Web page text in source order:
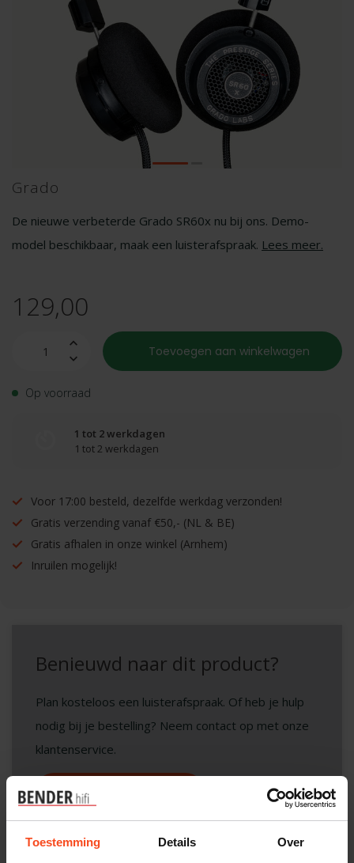
Toestemming Details Over
Grado
De nieuwe verbeterde Grado SR60x nu bij ons. Demo-
model beschikbaar, maak een luisterafspraak. Lees meer.
129,00
Toevoegen aan winkelwagen
Op voorraad
1 tot 2 werkdagen
1 tot 2 werkdagen
Voor 17:00 besteld, dezelfde werkdag verzonden!
Gratis verzending vanaf €50,- (NL & BE)
Gratis afhalen in onze winkel (Arnhem)
Inruilen mogelijk!
Benieuwd naar dit product?
Plan kosteloos een luisterafspraak. Of heb je hulp
nodig bij je bestelling? Neem contact op met onze
klantenservice.
Interesse in product